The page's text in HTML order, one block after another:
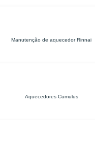
Manutenção de aquecedor Rinnai
Aquecedores Cumulus